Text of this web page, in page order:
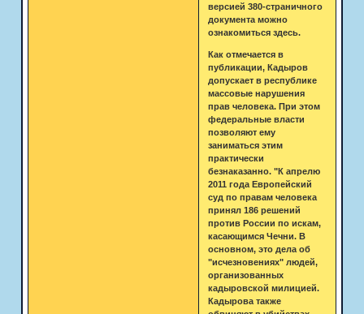
версией 380-страничного
документа можно
ознакомиться здесь.
Как отмечается в
публикации, Кадыров
допускает в республике
массовые нарушения
прав человека. При этом
федеральные власти
позволяют ему
заниматься этим
практически
безнаказанно. "К апрелю
2011 года Европейский
суд по правам человека
принял 186 решений
против России по искам,
касающимся Чечни. В
основном, это дела об
"исчезновениях" людей,
организованных
кадыровской милицией.
Кадырова также